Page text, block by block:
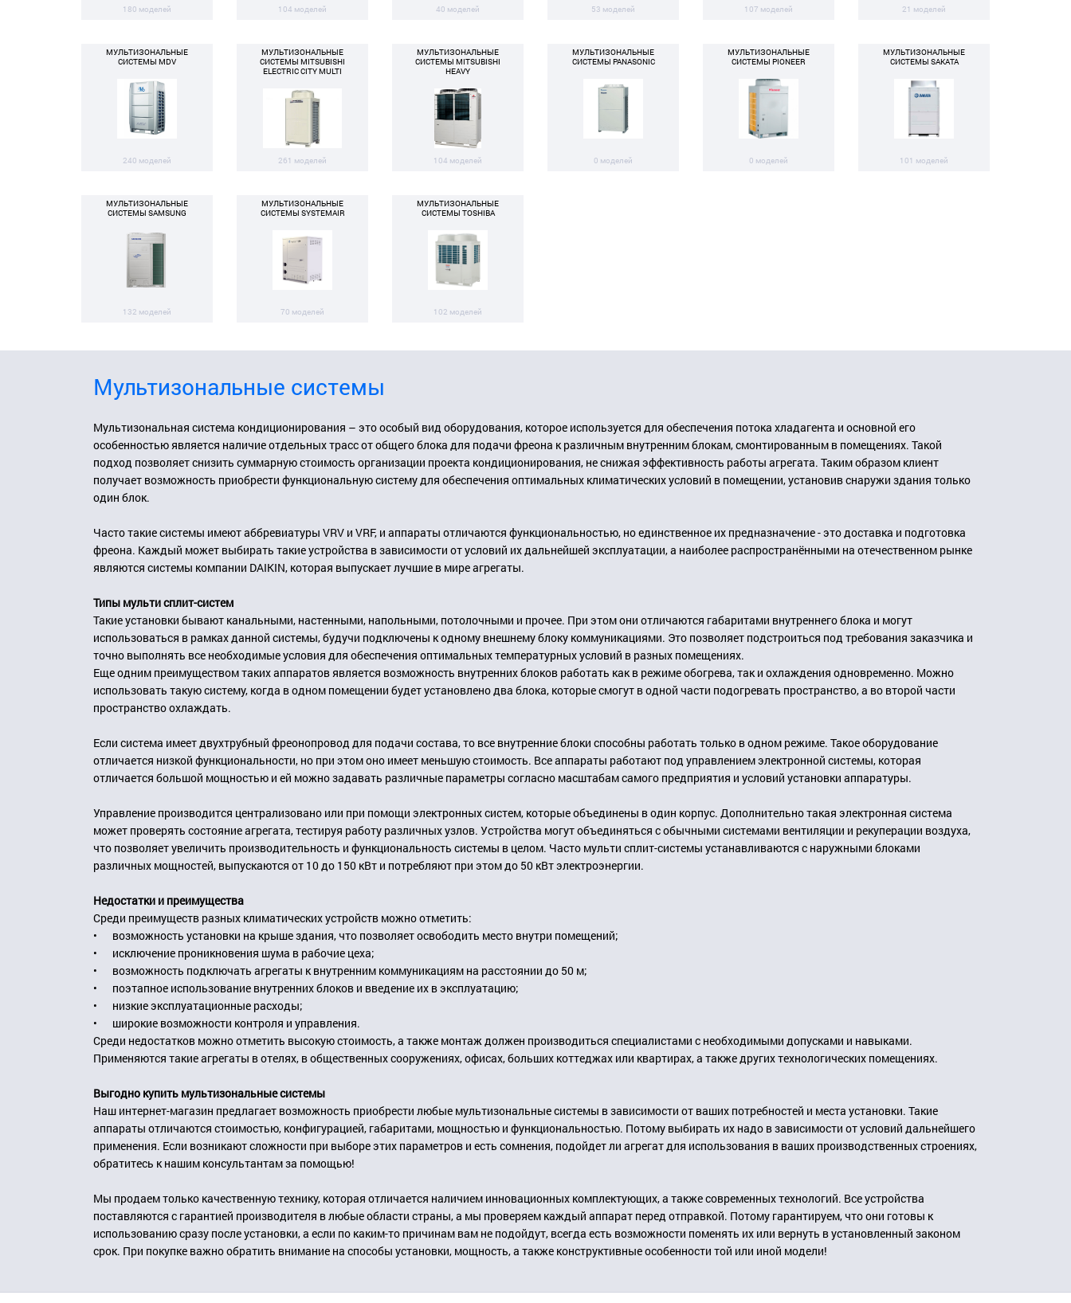
180 моделей 104 моделей 40 моделей 53 моделей 107 моделей 21 моделей
МУЛЬТИЗОНАЛЬНЫЕ
СИСТЕМЫ MDV
240 моделей
МУЛЬТИЗОНАЛЬНЫЕ
СИСТЕМЫ MITSUBISHI
ELECTRIC CITY MULTI
261 моделей
МУЛЬТИЗОНАЛЬНЫЕ
СИСТЕМЫ MITSUBISHI
HEAVY
104 моделей
МУЛЬТИЗОНАЛЬНЫЕ
СИСТЕМЫ PANASONIC
0 моделей
МУЛЬТИЗОНАЛЬНЫЕ
СИСТЕМЫ PIONEER
0 моделей
МУЛЬТИЗОНАЛЬНЫЕ
СИСТЕМЫ SAKATA
101 моделей
МУЛЬТИЗОНАЛЬНЫЕ
СИСТЕМЫ SAMSUNG
132 моделей
МУЛЬТИЗОНАЛЬНЫЕ
СИСТЕМЫ SYSTEMAIR
70 моделей
МУЛЬТИЗОНАЛЬНЫЕ
СИСТЕМЫ TOSHIBA
102 моделей
Мультизональные системы
Мультизональная система кондиционирования – это особый вид оборудования, которое используется для обеспечения потока хладагента и основной его
особенностью является наличие отдельных трасс от общего блока для подачи фреона к различным внутренним блокам, смонтированным в помещениях. Такой
подход позволяет снизить суммарную стоимость организации проекта кондиционирования, не снижая эффективность работы агрегата. Таким образом клиент
получает возможность приобрести функциональную систему для обеспечения оптимальных климатических условий в помещении, установив снаружи здания только
один блок.
Часто такие системы имеют аббревиатуры VRV и VRF, и аппараты отличаются функциональностью, но единственное их предназначение - это доставка и подготовка
фреона. Каждый может выбирать такие устройства в зависимости от условий их дальнейшей эксплуатации, а наиболее распространёнными на отечественном рынке
являются системы компании DAIKIN, которая выпускает лучшие в мире агрегаты.
Типы мульти сплит-систем
Такие установки бывают канальными, настенными, напольными, потолочными и прочее. При этом они отличаются габаритами внутреннего блока и могут
использоваться в рамках данной системы, будучи подключены к одному внешнему блоку коммуникациями. Это позволяет подстроиться под требования заказчика и
точно выполнять все необходимые условия для обеспечения оптимальных температурных условий в разных помещениях.
Еще одним преимуществом таких аппаратов является возможность внутренних блоков работать как в режиме обогрева, так и охлаждения одновременно. Можно
использовать такую систему, когда в одном помещении будет установлено два блока, которые смогут в одной части подогревать пространство, а во второй части
пространство охлаждать.
Если система имеет двухтрубный фреонопровод для подачи состава, то все внутренние блоки способны работать только в одном режиме. Такое оборудование
отличается низкой функциональности, но при этом оно имеет меньшую стоимость. Все аппараты работают под управлением электронной системы, которая
отличается большой мощностью и ей можно задавать различные параметры согласно масштабам самого предприятия и условий установки аппаратуры.
Управление производится централизовано или при помощи электронных систем, которые объединены в один корпус. Дополнительно такая электронная система
может проверять состояние агрегата, тестируя работу различных узлов. Устройства могут объединяться с обычными системами вентиляции и рекуперации воздуха,
что позволяет увеличить производительность и функциональность системы в целом. Часто мульти сплит-системы устанавливаются с наружными блоками
различных мощностей, выпускаются от 10 до 150 кВт и потребляют при этом до 50 кВт электроэнергии.
Недостатки и преимущества
Среди преимуществ разных климатических устройств можно отметить:
•
возможность установки на крыше здания, что позволяет освободить место внутри помещений;
•
исключение проникновения шума в рабочие цеха;
•
возможность подключать агрегаты к внутренним коммуникациям на расстоянии до 50 м;
•
поэтапное использование внутренних блоков и введение их в эксплуатацию;
•
низкие эксплуатационные расходы;
•
широкие возможности контроля и управления.
Среди недостатков можно отметить высокую стоимость, а также монтаж должен производиться специалистами с необходимыми допусками и навыками.
Применяются такие агрегаты в отелях, в общественных сооружениях, офисах, больших коттеджах или квартирах, а также других технологических помещениях.
Выгодно купить мультизональные системы
Наш интернет-магазин предлагает возможность приобрести любые мультизональные системы в зависимости от ваших потребностей и места установки. Такие
аппараты отличаются стоимостью, конфигурацией, габаритами, мощностью и функциональностью. Потому выбирать их надо в зависимости от условий дальнейшего
применения. Если возникают сложности при выборе этих параметров и есть сомнения, подойдет ли агрегат для использования в ваших производственных строениях,
обратитесь к нашим консультантам за помощью!
Мы продаем только качественную технику, которая отличается наличием инновационных комплектующих, а также современных технологий. Все устройства
поставляются с гарантией производителя в любые области страны, а мы проверяем каждый аппарат перед отправкой. Потому гарантируем, что они готовы к
использованию сразу после установки, а если по каким-то причинам вам не подойдут, всегда есть возможности поменять их или вернуть в установленный законом
срок. При покупке важно обратить внимание на способы установки, мощность, а также конструктивные особенности той или иной модели!